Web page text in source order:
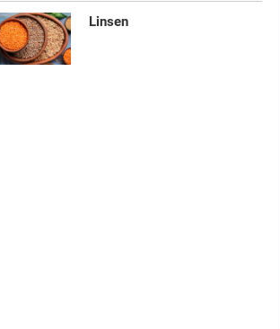
Linsen